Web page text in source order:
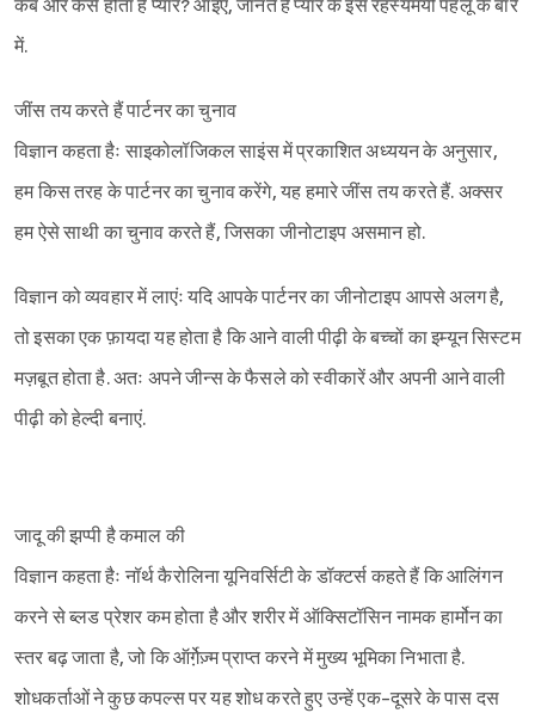
कब और कैसे होता है प्यार? आइए, जानते हैं प्यार के इस रहस्यमयी पहलू के बारे
में.
जींस तय करते हैं पार्टनर का चुनाव
विज्ञान कहता हैः साइकोलॉजिकल साइंस में प्रकाशित अध्ययन के अनुसार,
हम किस तरह के पार्टनर का चुनाव करेंगे, यह हमारे जींस तय करते हैं. अक्सर
हम ऐसे साथी का चुनाव करते हैं, जिसका जीनोटाइप असमान हो.
विज्ञान को व्यवहार में लाएंः यदि आपके पार्टनर का जीनोटाइप आपसे अलग है,
तो इसका एक फ़ायदा यह होता है कि आने वाली पीढ़ी के बच्चों का इम्यून सिस्टम
मज़बूत होता है. अतः अपने जीन्स के फैसले को स्वीकारें और अपनी आने वाली
पीढ़ी को हेल्दी बनाएं.
जादू की झप्पी है कमाल की
विज्ञान कहता हैः नॉर्थ कैरोलिना यूनिवर्सिटी के डॉक्टर्स कहते हैं कि आलिंगन
करने से ब्लड प्रेशर कम होता है और शरीर में ऑक्सिटॉसिन नामक हार्मोन का
स्तर बढ़ जाता है, जो कि ऑर्गे़ज़्म प्राप्त करने में मुख्य भूमिका निभाता है.
शोधकर्ताओं ने कुछ कपल्स पर यह शोध करते हुए उन्हें एक-दूसरे के पास दस